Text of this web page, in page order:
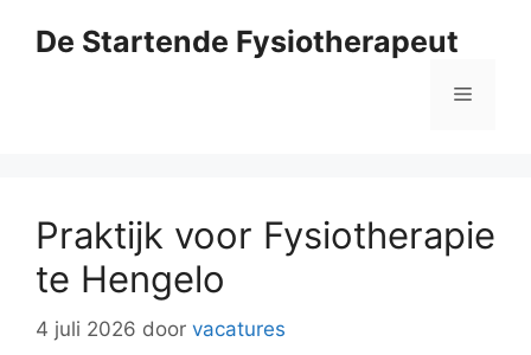
De Startende Fysiotherapeut
Menu
Praktijk voor Fysiotherapie
te Hengelo
4 juli 2026 door vacatures